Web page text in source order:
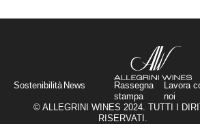
Sostenibilità News
Rassegna
stampa
Lavora
noi
© ALLEGRINI WINES 2024. TUTTI I
RISERVATI.